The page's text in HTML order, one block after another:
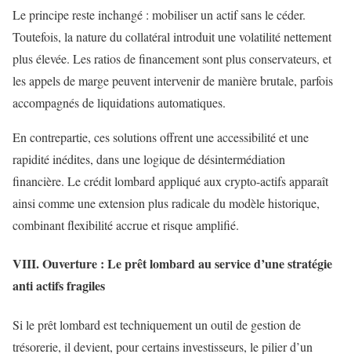
Le principe reste inchangé : mobiliser un actif sans le céder.
Toutefois, la nature du collatéral introduit une volatilité nettement
plus élevée. Les ratios de financement sont plus conservateurs, et
les appels de marge peuvent intervenir de manière brutale, parfois
accompagnés de liquidations automatiques.
En contrepartie, ces solutions offrent une accessibilité et une
rapidité inédites, dans une logique de désintermédiation
financière. Le crédit lombard appliqué aux crypto-actifs apparaît
ainsi comme une extension plus radicale du modèle historique,
combinant flexibilité accrue et risque amplifié.
VIII. Ouverture : Le prêt lombard au service d’une stratégie
anti actifs fragiles
Si le prêt lombard est techniquement un outil de gestion de
trésorerie, il devient, pour certains investisseurs, le pilier d’un